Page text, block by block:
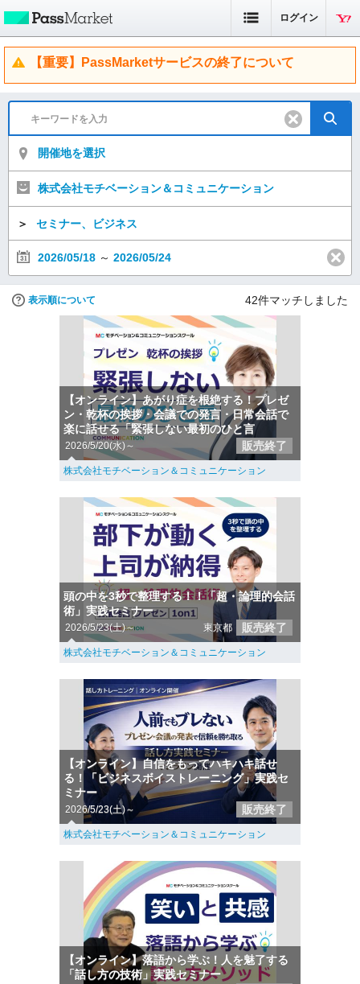
ログイン
【重要】PassMarketサービスの終了について
開催地を選択
株式会社モチベーション＆コミュニケーション
＞ セミナー、ビジネス
2026/05/18 ～ 2026/05/24
表示順について 42件マッチしました
【オンライン】あがり症を根絶する！プレゼ
ン・乾杯の挨拶・会議での発言・日常会話で
楽に話せる「緊張しない最初のひと言
2026/5/20(水)～ 販売終了
株式会社モチベーション＆コミュニケーション
頭の中を3秒で整理する！！「超・論理的会話
術」実践セミナー
2026/5/23(土)～ 東京都 販売終了
株式会社モチベーション＆コミュニケーション
【オンライン】自信をもってハキハキ話せ
る！「ビジネスボイストレーニング」実践セ
ミナー
2026/5/23(土)～ 販売終了
株式会社モチベーション＆コミュニケーション
【オンライン】落語から学ぶ！人を魅了する
「話し方の技術」実践セミナー